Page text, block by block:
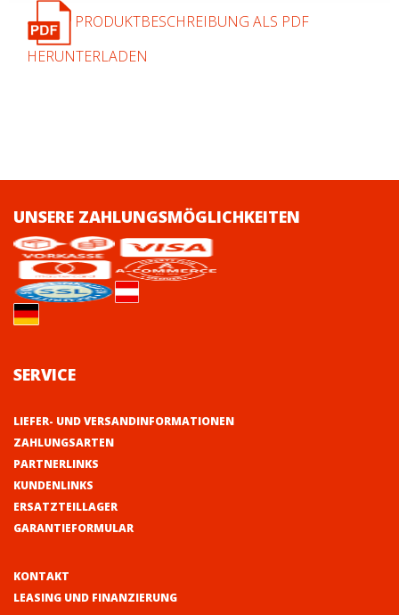
PRODUKTBESCHREIBUNG ALS PDF
HERUNTERLADEN
UNSERE ZAHLUNGSMÖGLICHKEITEN
SERVICE
LIEFER- UND VERSANDINFORMATIONEN
ZAHLUNGSARTEN
PARTNERLINKS
KUNDENLINKS
ERSATZTEILLAGER
GARANTIEFORMULAR
KONTAKT
LEASING UND FINANZIERUNG